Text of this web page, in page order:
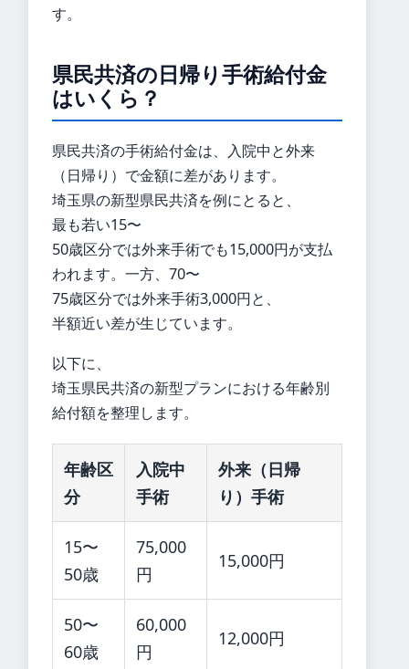
す。
県民共済の日帰り手術給付金
はいくら？
県民共済の手術給付金は、入院中と外来
（日帰り）で金額に差があります。
埼玉県の新型県民共済を例にとると、
最も若い15〜
50歳区分では外来手術でも15,000円が支払
われます。一方、70〜
75歳区分では外来手術3,000円と、
半額近い差が生じています。
以下に、
埼玉県民共済の新型プランにおける年齢別
給付額を整理します。
年齢区
分
入院中
手術
外来（日帰
り）手術
15〜
50歳
75,000
円
15,000円
50〜
60歳
60,000
円
12,000円